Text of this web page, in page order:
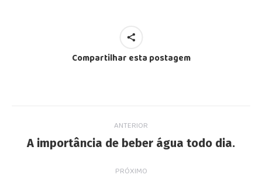
Compartilhar esta postagem
de
ANTERIOR
Post
A importância de beber água todo dia.
PRÓXIMO